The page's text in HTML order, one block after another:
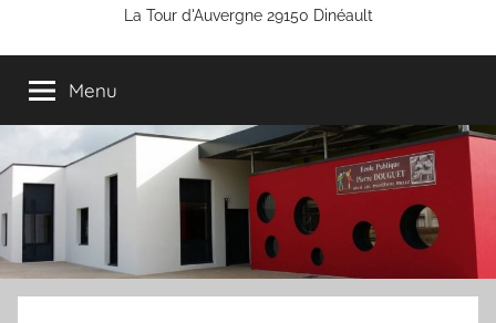
La Tour d'Auvergne 29150 Dinéault
Menu